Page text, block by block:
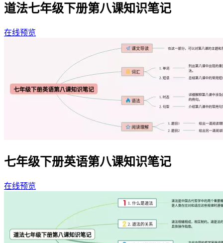
道法七年级下册第八课知识笔记
在线预览
七年级下册英语第八课知识笔记
在线预览